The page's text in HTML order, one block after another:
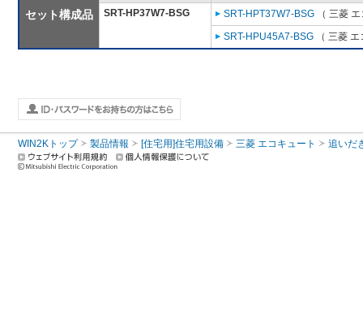
セット構成品
SRT-HP37W7-BSG
SRT-HPT37W7-BSG （ 三菱
SRT-HPU45A7-BSG （ 三菱
WIN2Kトップ 製品情報 [住宅用]住宅用設備 三菱 エコキュート 追いだ